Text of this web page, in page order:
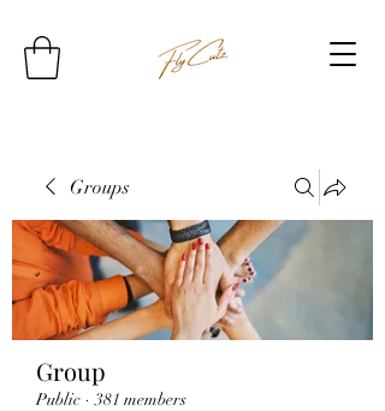
Groups
Group
Public · 381 members